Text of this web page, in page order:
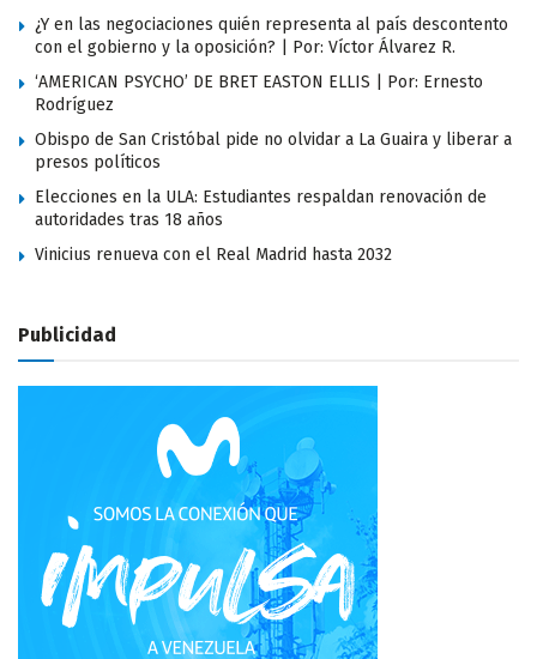
¿Y en las negociaciones quién representa al país descontento
con el gobierno y la oposición? | Por: Víctor Álvarez R.
‘AMERICAN PSYCHO’ DE BRET EASTON ELLIS | Por: Ernesto
Rodríguez
Obispo de San Cristóbal pide no olvidar a La Guaira y liberar a
presos políticos
Elecciones en la ULA: Estudiantes respaldan renovación de
autoridades tras 18 años
Vinicius renueva con el Real Madrid hasta 2032
Publicidad